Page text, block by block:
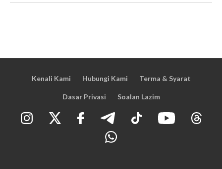
Kenali Kami Hubungi Kami Terma & Syarat
Dasar Privasi Soalan Lazim